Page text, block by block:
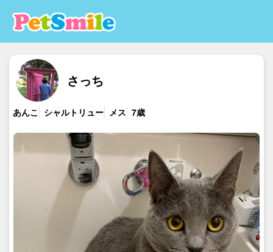
さっち
あんこ シャルトリュー メス 7歳